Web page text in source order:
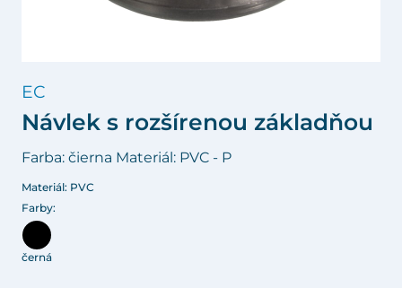
EC
Návlek s rozšírenou základňou
Farba: čierna Materiál: PVC - P
Materiál: PVC
Farby:
černá